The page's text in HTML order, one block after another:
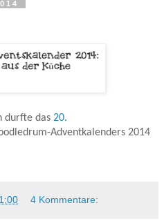
durfte das 20.
Adventkalenders 2014
4 Kommentare: